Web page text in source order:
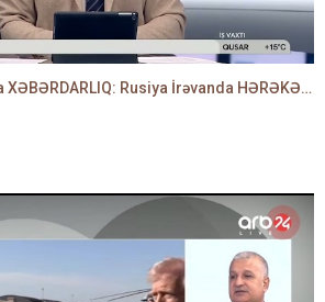
Moskvadan Paşinyana XƏBƏRDARLIQ: Rusiya İrəvanda HƏRƏKƏTƏ KEÇDİ - TAMİLLA QULAMİ danışır